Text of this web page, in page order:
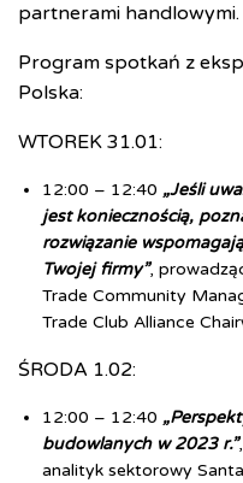
partnerami handlowymi.
Program spotkań z
Polska:
WTOREK 31.01:
12:00 – 12:40 „Jeśli
jest koniecznością,
rozwiązanie
Twojej firmy”,
Trade Community
Trade Club Alliance
ŚRODA 1.02:
12:00 – 12:40
budowlanych w 2023 r.”
analityk sektorowy